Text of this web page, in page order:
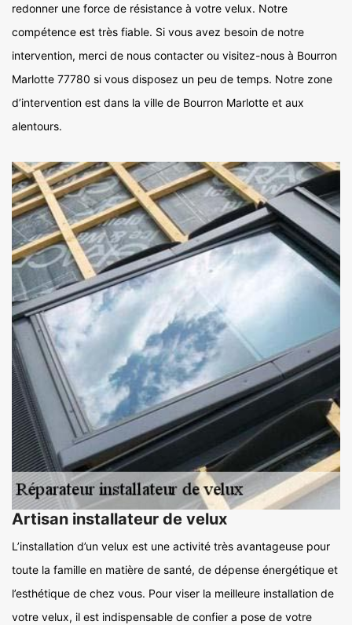
redonner une force de résistance à votre velux. Notre
compétence est très fiable. Si vous avez besoin de notre
intervention, merci de nous contacter ou visitez-nous à Bourron
Marlotte 77780 si vous disposez un peu de temps. Notre zone
d’intervention est dans la ville de Bourron Marlotte et aux
alentours.
Artisan installateur de velux
L’installation d’un velux est une activité très avantageuse pour
toute la famille en matière de santé, de dépense énergétique et
l’esthétique de chez vous. Pour viser la meilleure installation de
votre velux, il est indispensable de confier a pose de votre